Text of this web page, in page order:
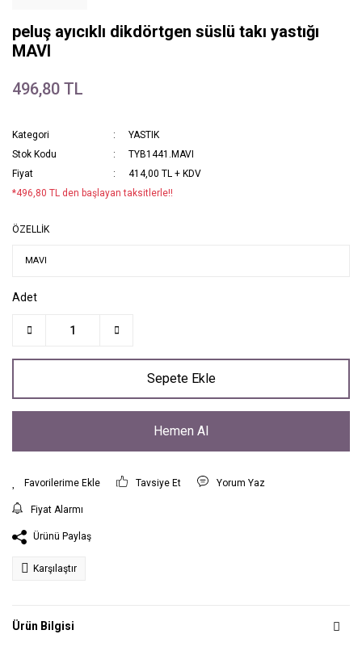
peluş ayıcıklı dikdörtgen süslü takı yastığı
MAVI
496,80 TL
Kategori
YASTIK
Stok Kodu
TYB1441.MAVI
Fiyat
414,00 TL + KDV
*496,80 TL den başlayan taksitlerle!!
ÖZELLİK
Adet
Sepete Ekle
Hemen Al
Tavsiye Et Yorum Yaz
Fiyat Alarmı
Ürünü Paylaş
Karşılaştır
Ürün Bilgisi